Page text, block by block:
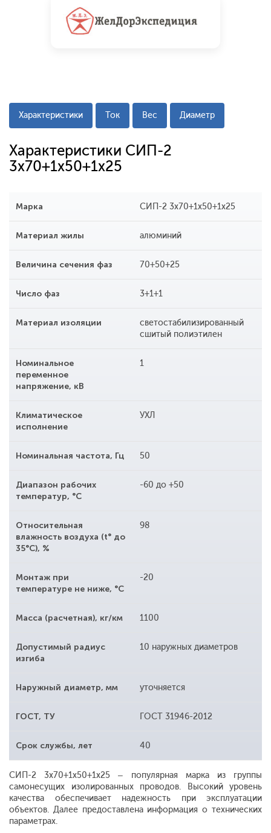
Характеристики Ток Вес Диаметр
Характеристики СИП-2
3x70+1x50+1x25
Марка СИП-2 3x70+1x50+1x25
Материал жилы алюминий
Величина сечения фаз 70+50+25
Число фаз 3+1+1
Материал изоляции
светостабилизированный
сшитый полиэтилен
Номинальное
переменное
напряжение, кВ
1
Климатическое
исполнение
УХЛ
Номинальная частота, Гц 50
Диапазон рабочих
температур, °С
-60 до +50
Относительная
влажность воздуха (t° до
35°С), %
98
Монтаж при
температуре не ниже, °С
-20
Масса (расчетная), кг/км 1100
Допустимый радиус
изгиба
10 наружных диаметров
Наружный диаметр, мм уточняется
ГОСТ, ТУ ГОСТ 31946-2012
Срок службы, лет 40
СИП-2 3x70+1x50+1x25 – популярная марка из группы
самонесущих изолированных проводов. Высокий уровень
качества обеспечивает надежность при эксплуатации
объектов. Далее предоставлена информация о технических
параметрах.